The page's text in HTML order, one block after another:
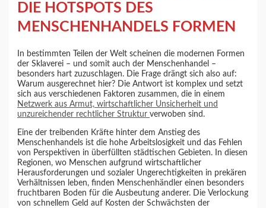
DIE HOTSPOTS DES
MENSCHENHANDELS FORMEN
In bestimmten Teilen der Welt scheinen die modernen Formen
der Sklaverei – und somit auch der Menschenhandel –
besonders hart zuzuschlagen. Die Frage drängt sich also auf:
Warum ausgerechnet hier? Die Antwort ist komplex und setzt
sich aus verschiedenen Faktoren zusammen, die in einem
Netzwerk aus Armut, wirtschaftlicher Unsicherheit und
unzureichender rechtlicher Strukturverwoben sind.
Eine der treibenden Kräfte hinter dem Anstieg des
Menschenhandels ist die hohe Arbeitslosigkeit und das Fehlen
von Perspektiven in überfüllten städtischen Gebieten. In diesen
Regionen, wo Menschen aufgrund wirtschaftlicher
Herausforderungen und sozialer Ungerechtigkeiten in prekären
Verhältnissen leben, finden Menschenhändler einen besonders
fruchtbaren Boden für die Ausbeutung anderer. Die Verlockung
von schnellem Geld auf Kosten der Schwächsten der